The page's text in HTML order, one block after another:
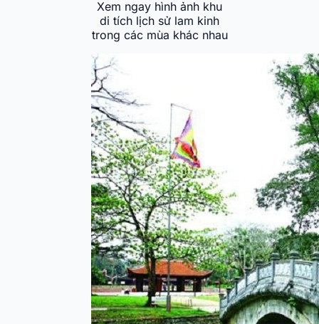
Xem ngay hình ảnh khu
di tích lịch sử lam kinh
trong các mùa khác nhau